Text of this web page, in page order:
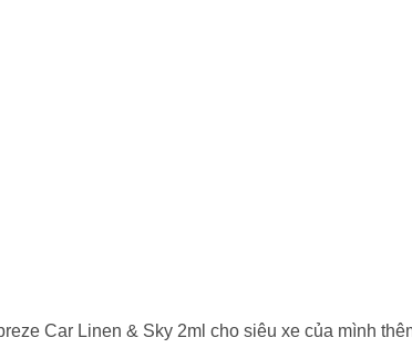
Car Linen & Sky 2ml cho siêu xe của mình